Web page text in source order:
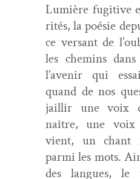
Lumière fugi­tive
rités, la poésie
ce ver­sant de
les chemins
l’avenir qui
quand de nos
jail­lir une voix
naître, une
vient, un chant
par­mi les mots.
des langues, le